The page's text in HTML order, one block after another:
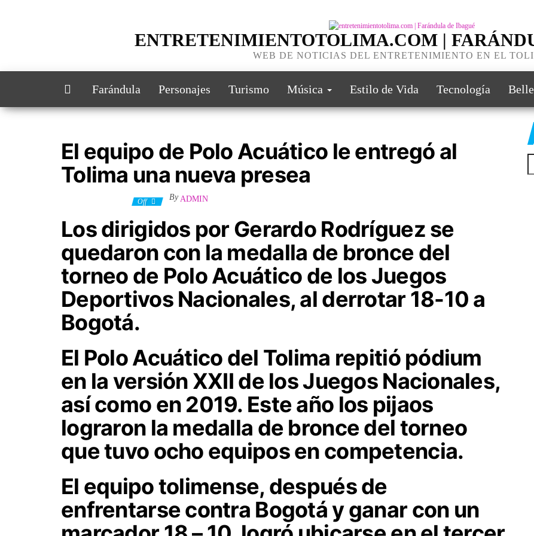
ENTRETENIMIENTOTOLIMA.COM |
WEB DE NOTICIAS DEL ENTRETENIMIENTO EN EL
Farándula Personajes Turismo Música Estilo de Vida Tecnología
El equipo de Polo Acuático le entregó al
Tolima una nueva presea
Off By ADMIN
Los dirigidos por Gerardo Rodríguez se
quedaron con la medalla de bronce del
torneo de Polo Acuático de los Juegos
Deportivos Nacionales, al derrotar 18-10 a
Bogotá.
El Polo Acuático del Tolima repitió pódium
en la versión XXII de los Juegos Nacionales,
así como en 2019. Este año los pijaos
lograron la medalla de bronce del torneo
que tuvo ocho equipos en competencia.
El equipo tolimense, después de
enfrentarse contra Bogotá y ganar con un